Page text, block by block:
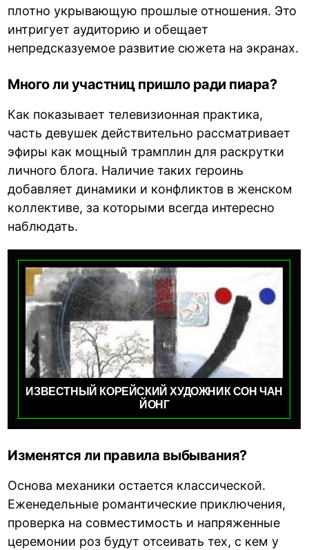
плотно укрывающую прошлые отношения. Это
интригует аудиторию и обещает
непредсказуемое развитие сюжета на экранах.
Много ли участниц пришло ради пиара?
Как показывает телевизионная практика,
часть девушек действительно рассматривает
эфиры как мощный трамплин для раскрутки
личного блога. Наличие таких героинь
добавляет динамики и конфликтов в женском
коллективе, за которыми всегда интересно
наблюдать.
ИЗВЕСТНЫЙ КОРЕЙСКИЙ ХУДОЖНИК СОН ЧАН
ЙОНГ
Изменятся ли правила выбывания?
Основа механики остается классической.
Еженедельные романтические приключения,
проверка на совместимость и напряженные
церемонии роз будут отсеивать тех, с кем у